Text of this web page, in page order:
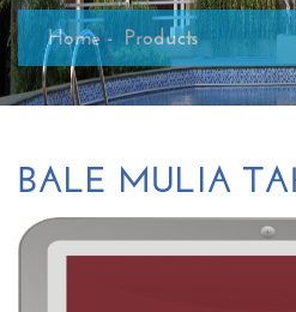
Home Products
BALE MULIA